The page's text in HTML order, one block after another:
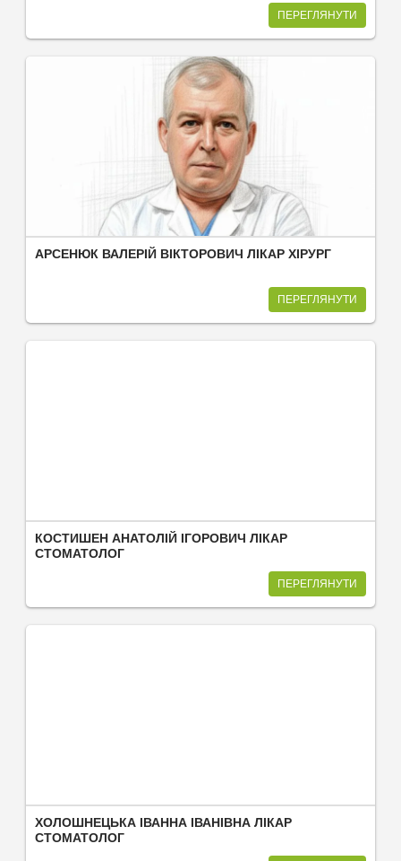
ПЕРЕГЛЯНУТИ
АРСЕНЮК ВАЛЕРІЙ ВІКТОРОВИЧ ЛІКАР ХІРУРГ
ПЕРЕГЛЯНУТИ
КОСТИШЕН АНАТОЛІЙ ІГОРОВИЧ ЛІКАР
СТОМАТОЛОГ
ПЕРЕГЛЯНУТИ
ХОЛОШНЕЦЬКА ІВАННА ІВАНІВНА ЛІКАР
СТОМАТОЛОГ